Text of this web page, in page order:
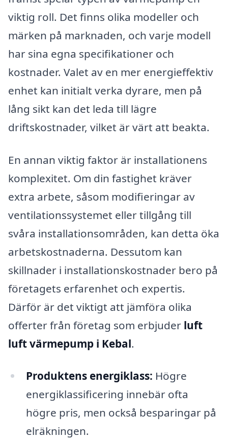
viktig roll. Det finns olika modeller och
märken på marknaden, och varje modell
har sina egna specifikationer och
kostnader. Valet av en mer energieffektiv
enhet kan initialt verka dyrare, men på
lång sikt kan det leda till lägre
driftskostnader, vilket är värt att beakta.
En annan viktig faktor är installationens
komplexitet. Om din fastighet kräver
extra arbete, såsom modifieringar av
ventilationssystemet eller tillgång till
svåra installationsområden, kan detta öka
arbetskostnaderna. Dessutom kan
skillnader i installationskostnader bero på
företagets erfarenhet och expertis.
Därför är det viktigt att jämföra olika
offerter från företag som erbjuder luft
luft värmepump i Kebal.
Produktens energiklass: Högre
energiklassificering innebär ofta
högre pris, men också besparingar på
elräkningen.